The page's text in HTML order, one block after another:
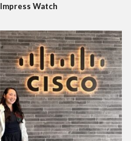
Impress Watch